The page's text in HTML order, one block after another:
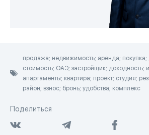
продажа; недвижимость; аренда; покупка;
стоимость; ОАЭ; застройщик; доходность;
апартаменты; квартира; проект; студия;
район; взнос; бронь; удобства; комплекс
Поделиться